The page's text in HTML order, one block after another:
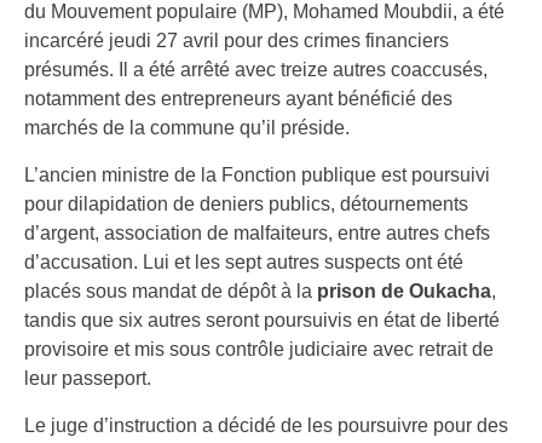
du Mouvement populaire (MP), Mohamed Moubdii, a été
incarcéré jeudi 27 avril pour des crimes financiers
présumés. Il a été arrêté avec treize autres coaccusés,
notamment des entrepreneurs ayant bénéficié des
marchés de la commune qu’il préside.
L’ancien ministre de la Fonction publique est poursuivi
pour dilapidation de deniers publics, détournements
d’argent, association de malfaiteurs, entre autres chefs
d’accusation. Lui et les sept autres suspects ont été
placés sous mandat de dépôt à la prison de Oukacha,
tandis que six autres seront poursuivis en état de liberté
provisoire et mis sous contrôle judiciaire avec retrait de
leur passeport.
Le juge d’instruction a décidé de les poursuivre pour des